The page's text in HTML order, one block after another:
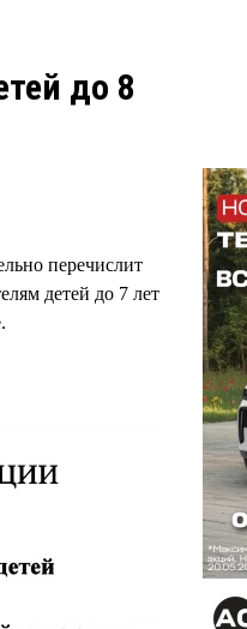
до 8
перечислит
детей до 7 лет